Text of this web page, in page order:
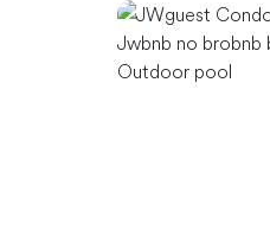
Outdoor pool